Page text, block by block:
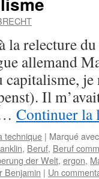
la relecture
allemand
je
Il
Continuer la
technique | Marqué avec
, Beruf, Beruf
der Welt, ergon,
Benjamin | Un